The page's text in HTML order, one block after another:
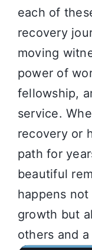
each of
recovery
moving
power of
fellowship,
service.
recovery or
path for
beautiful
happens
growth but
others and